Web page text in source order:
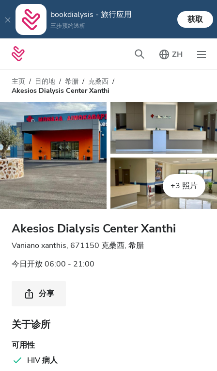
bookdialysis - 旅行应用
三步预约透析
获取
ZH
主页 目的地 希腊
克桑西
Akesios Dialysis Center Xanthi
+3 照片
Akesios Dialysis Center Xanthi
Vaniano xanthis, 671150 克桑西, 希腊
今日开放 06:00 - 21:00
分享
关于诊所
可用性
HIV 病人